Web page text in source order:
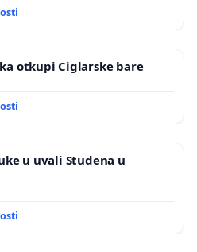
otkupi Ciglarske bare
u uvali Studena u